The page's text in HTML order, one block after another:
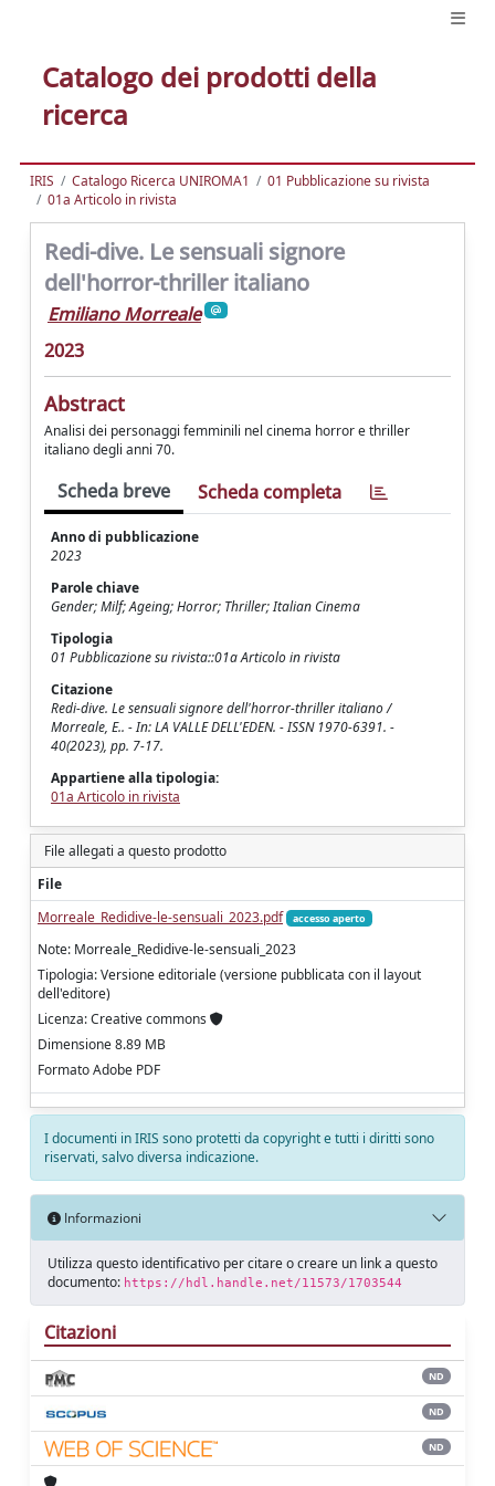
Catalogo dei prodotti della
ricerca
IRIS Catalogo Ricerca UNIROMA1
01 Pubblicazione su rivista
01a Articolo in rivista
Redi-dive. Le sensuali signore
dell'horror-thriller italiano
Emiliano Morreale
2023
Abstract
Analisi dei personaggi femminili nel cinema horror e thriller
italiano degli anni 70.
Scheda breve Scheda completa
Anno di pubblicazione
2023
Parole chiave
Gender; Milf; Ageing; Horror; Thriller; Italian Cinema
Tipologia
01 Pubblicazione su rivista::01a Articolo in rivista
Citazione
Redi-dive. Le sensuali signore dell'horror-thriller italiano /
Morreale, E.. - In: LA VALLE DELL'EDEN. - ISSN 1970-6391. -
40(2023), pp. 7-17.
Appartiene alla tipologia:
01a Articolo in rivista
File allegati a questo prodotto
File
Morreale_Redidive-le-sensuali_2023.pdf
accesso aperto
Note: Morreale_Redidive-le-sensuali_2023
Tipologia: Versione editoriale (versione pubblicata con il layout
dell'editore)
Licenza: Creative commons
Dimensione 8.89 MB
Formato Adobe PDF
I documenti in IRIS sono protetti da copyright e tutti i diritti sono
riservati, salvo diversa indicazione.
Informazioni
Utilizza questo identificativo per citare o creare un link a questo
documento: https://hdl.handle.net/11573/1703544
Citazioni
ND
ND
ND